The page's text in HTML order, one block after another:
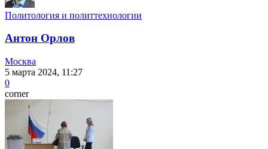
Политология и политтехнологии
Антон Орлов
Москва
5 марта 2024, 11:27
0
corner